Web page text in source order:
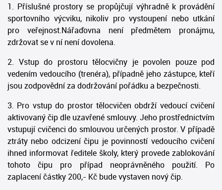
1. Příslušné prostory se propůjčují výhradně k provádění
sportovního výcviku, nikoliv pro vystoupení nebo utkání
pro veřejnost.Nářaďovna není předmětem pronájmu,
zdržovat se v ní není dovolena.
2. Vstup do prostoru tělocvičny je povolen pouze pod
vedením vedoucího (trenéra), případně jeho zástupce, kteří
jsou zodpovědní za dodržování pořádku a bezpečnosti.
3. Pro vstup do prostor tělocvičen obdrží vedoucí cvičení
aktivovaný čip dle uzavřené smlouvy. Jeho prostřednictvím
vstupují cvičenci do smlouvou určených prostor. V případě
ztráty nebo odcizení čipu je povinností vedoucího cvičení
ihned informovat ředitele školy, který provede zablokování
tohoto čipu pro případ neoprávněného použití. Po
zaplacení částky 200,- Kč bude vystaven nový čip.